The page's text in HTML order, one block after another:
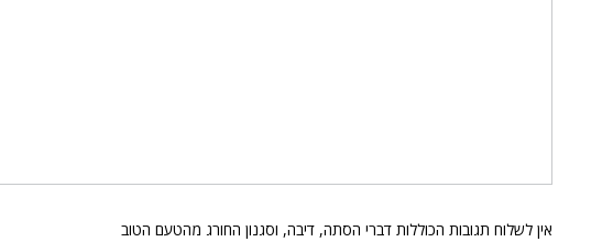
אין לשלוח תגובות הכוללות דברי הסתה, דיבה, וסגנון החורג מהטעם הטוב